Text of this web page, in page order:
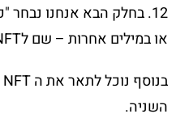
12. בחלק הבא אנחנו נבחר "כותרת",
או במילים אחרות – שם לNFT שאנחנו יוצרים.
השניה.